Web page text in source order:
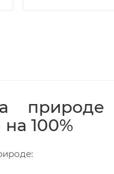
природе
100%